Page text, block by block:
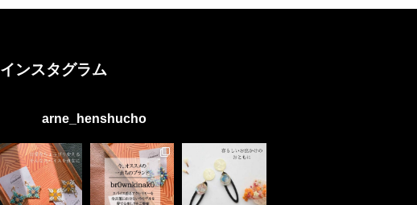
インスタグラム
arne_henshucho